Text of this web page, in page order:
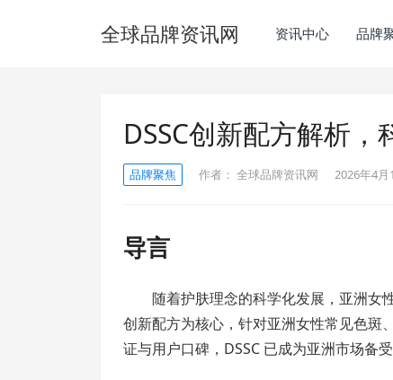
全球品牌资讯网 资讯中心 品牌
DSSC创新配方解析
品牌聚焦 作者： 全球品牌资讯网 2026年4月
导言
随着护肤理念的科学化发展，亚洲女
创新配方为核心，针对亚洲女性常见色斑
证与用户口碑，DSSC 已成为亚洲市场备